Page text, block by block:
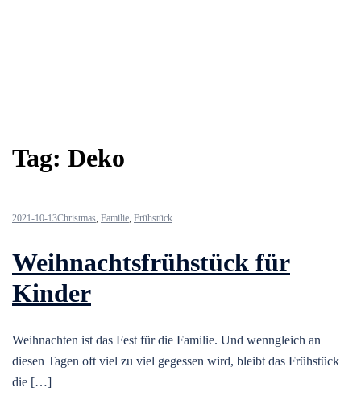
Tag: Deko
2021-10-13Christmas, Familie, Frühstück
Weihnachtsfrühstück für
Kinder
Weihnachten ist das Fest für die Familie. Und wenngleich an
diesen Tagen oft viel zu viel gegessen wird, bleibt das Frühstück
die […]